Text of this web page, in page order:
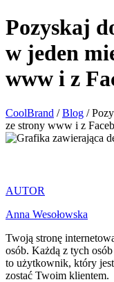
Pozyskaj
w jeden
www i z
CoolBrand /Blog /
ze strony www i z
AUTOR
Anna Wesołowska
Twoją stronę
osób. Każdą z tych
to użytkownik, który
zostać Twoim klientem.